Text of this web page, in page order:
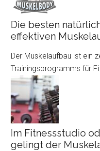
Die besten
effektiven
Der Muskelaufbau ist ein
Trainingsprogramms für
Im Fitnessstudio
gelingt der